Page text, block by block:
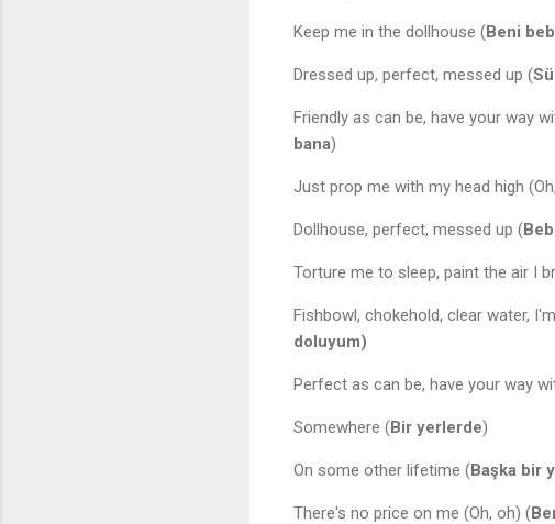
Keep me in the dollhouse (Beni
Dressed up, perfect, messed up (
Friendly as can be, have your way
bana)
Just prop me with my head high
Dollhouse, perfect, messed up (
Torture me to sleep, paint the air I
Fishbowl, chokehold, clear water,
doluyum)
Perfect as can be, have your way
Somewhere (Bir yerlerde)
On some other lifetime (Başka bir
There's no price on me (Oh, oh) (